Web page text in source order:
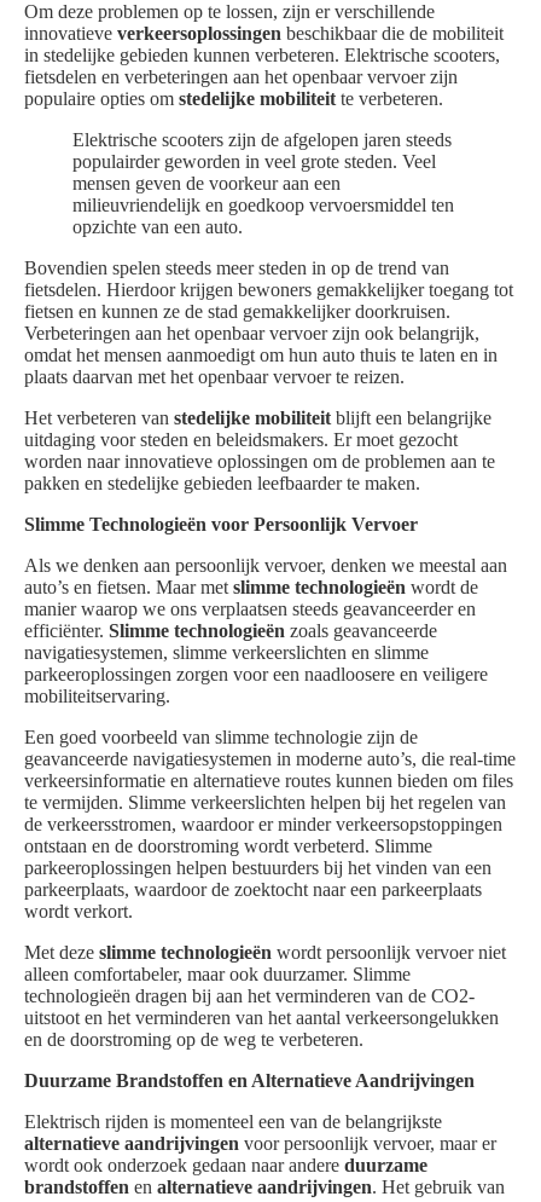
Om deze problemen op te lossen, zijn er verschillende
innovatieve verkeersoplossingen beschikbaar die de mobiliteit
in stedelijke gebieden kunnen verbeteren. Elektrische scooters,
fietsdelen en verbeteringen aan het openbaar vervoer zijn
populaire opties om stedelijke mobiliteit te verbeteren.
Elektrische scooters zijn de afgelopen jaren steeds
populairder geworden in veel grote steden. Veel
mensen geven de voorkeur aan een
milieuvriendelijk en goedkoop vervoersmiddel ten
opzichte van een auto.
Bovendien spelen steeds meer steden in op de trend van
fietsdelen. Hierdoor krijgen bewoners gemakkelijker toegang tot
fietsen en kunnen ze de stad gemakkelijker doorkruisen.
Verbeteringen aan het openbaar vervoer zijn ook belangrijk,
omdat het mensen aanmoedigt om hun auto thuis te laten en in
plaats daarvan met het openbaar vervoer te reizen.
Het verbeteren van stedelijke mobiliteit blijft een belangrijke
uitdaging voor steden en beleidsmakers. Er moet gezocht
worden naar innovatieve oplossingen om de problemen aan te
pakken en stedelijke gebieden leefbaarder te maken.
Slimme Technologieën voor Persoonlijk Vervoer
Als we denken aan persoonlijk vervoer, denken we meestal aan
auto’s en fietsen. Maar met slimme technologieën wordt de
manier waarop we ons verplaatsen steeds geavanceerder en
efficiënter. Slimme technologieën zoals geavanceerde
navigatiesystemen, slimme verkeerslichten en slimme
parkeeroplossingen zorgen voor een naadloosere en veiligere
mobiliteitservaring.
Een goed voorbeeld van slimme technologie zijn de
geavanceerde navigatiesystemen in moderne auto’s, die real-time
verkeersinformatie en alternatieve routes kunnen bieden om files
te vermijden. Slimme verkeerslichten helpen bij het regelen van
de verkeersstromen, waardoor er minder verkeersopstoppingen
ontstaan en de doorstroming wordt verbeterd. Slimme
parkeeroplossingen helpen bestuurders bij het vinden van een
parkeerplaats, waardoor de zoektocht naar een parkeerplaats
wordt verkort.
Met deze slimme technologieën wordt persoonlijk vervoer niet
alleen comfortabeler, maar ook duurzamer. Slimme
technologieën dragen bij aan het verminderen van de CO2-
uitstoot en het verminderen van het aantal verkeersongelukken
en de doorstroming op de weg te verbeteren.
Duurzame Brandstoffen en Alternatieve Aandrijvingen
Elektrisch rijden is momenteel een van de belangrijkste
alternatieve aandrijvingen voor persoonlijk vervoer, maar er
wordt ook onderzoek gedaan naar andere duurzame
brandstoffen en alternatieve aandrijvingen. Het gebruik van